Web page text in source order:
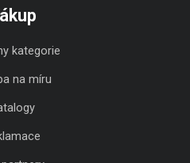
kategorie
na míru